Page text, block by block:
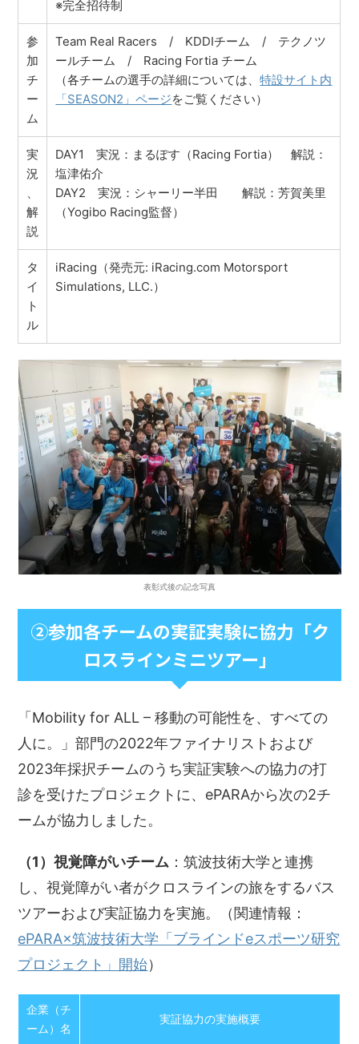
※完全招待制
参
加
チ
ー
ム
Team Real Racers / KDDIチーム / テクノツ
ールチーム / Racing Fortia チーム
（各チームの選手の詳細については、特設サイト内
「SEASON2」ページをご覧ください）
実
況
解
説
DAY1 実況：まるぽす（Racing Fortia） 解説：
塩津佑介
DAY2 実況：シャーリー半田 解説：芳賀美里
（Yogibo Racing監督）
タ
イ
ト
ル
iRacing（発売元: iRacing.com Motorsport
Simulations, LLC.）
表彰式後の記念写真
②参加各チームの実証実験に協力「ク
ロスラインミニツアー」
「Mobility for ALL – 移動の可能性を、すべての
人に。」部門の2022年ファイナリストおよび
2023年採択チームのうち実証実験への協力の打
診を受けたプロジェクトに、ePARAから次の2チ
ームが協力しました。
（1）視覚障がいチーム ：筑波技術大学と連携
し、視覚障がい者がクロスラインの旅をするバス
ツアーおよび実証協力を実施。（関連情報：
ePARA×筑波技術大学「ブラインドeスポーツ研究
プロジェクト」開始）
企業（チ
ーム）名
実証協力の実施概要